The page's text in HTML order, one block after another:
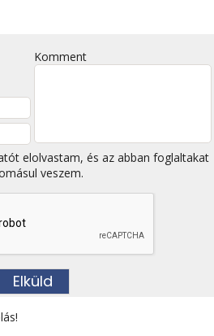
Komment
elolvastam, és az abban foglaltakat
veszem.